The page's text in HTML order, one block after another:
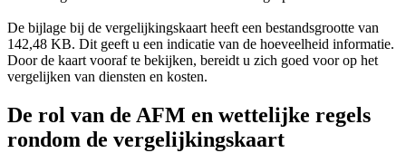
De bijlage bij de vergelijkingskaart heeft een bestandsgrootte van
142,48 KB. Dit geeft u een indicatie van de hoeveelheid informatie.
Door de kaart vooraf te bekijken, bereidt u zich goed voor op het
vergelijken van diensten en kosten.
De rol van de AFM en wettelijke regels
rondom de vergelijkingskaart